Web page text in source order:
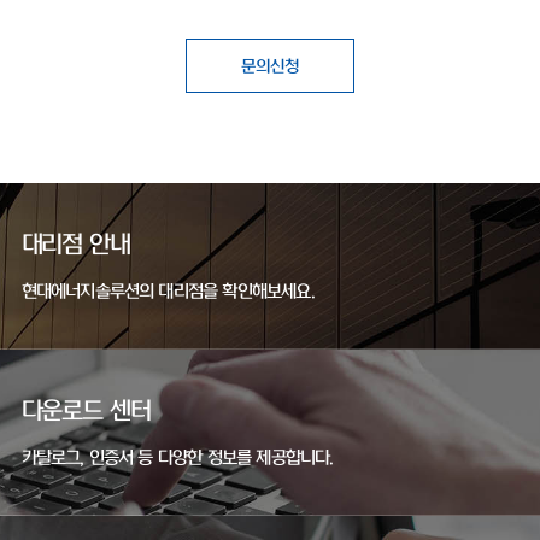
문의신청
대리점 안내
현대에너지솔루션의 대리점을 확인해보세요.
다운로드 센터
카탈로그, 인증서 등 다양한 정보를 제공합니다.